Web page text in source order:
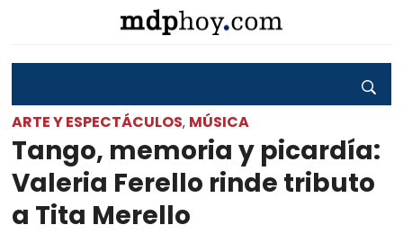
ARTE Y ESPECTÁCULOS, MÚSICA
Tango, memoria y picardía:
Valeria Ferello rinde tributo
a Tita Merello